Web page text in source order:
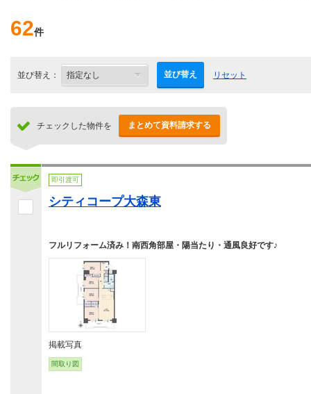
62件
並び替え： 並び替え リセット
チェックした物件を まとめて資料請求する
即引渡可
シティコープ大森東
フルリフォーム済み！南西角部屋・陽当たり・通風良好です♪
掲載写真
間取り図